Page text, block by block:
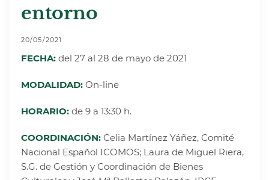
entorno
20/05/2021
FECHA: del 27 al 28 de mayo de 2021
MODALIDAD: On-line
HORARIO: de 9 a 13:30 h.
COORDINACIÓN: Celia Martínez Yáñez, Comité
Nacional Español ICOMOS; Laura de Miguel Riera,
S.G. de Gestión y Coordinación de Bienes